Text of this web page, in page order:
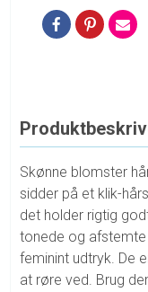
Skønne blomster
sidder på et klik-
det holder rigtig
tonede og
feminint udtryk. De
at røre ved. Brug